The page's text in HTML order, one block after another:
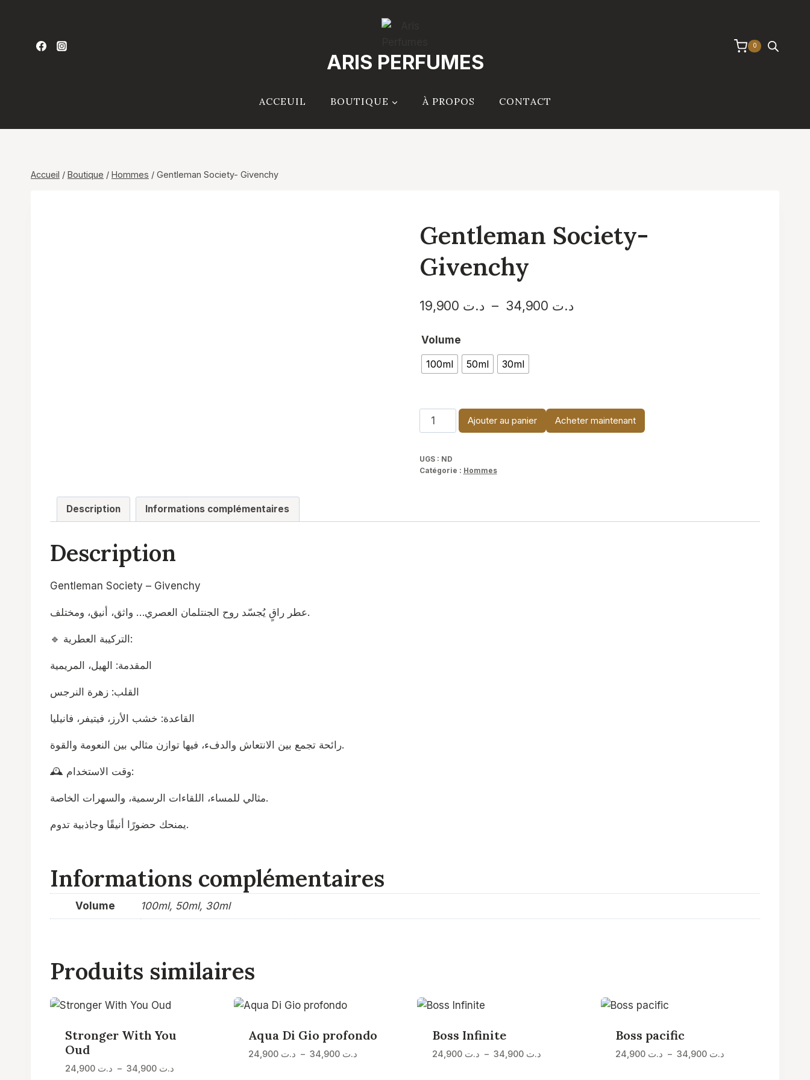
contenu
ARIS PERFUMES
0
ACCEUIL BOUTIQUE À PROPOS CONTACT
Accueil / Boutique / Hommes / Gentleman Society- Givenchy
Gentleman Society-
Givenchy
د.ت – د.تPlage
د.ت 34,900
Volume
100ml
50ml 30ml
quantité
de
Society-
Ajouter au panier Acheter maintenant
UGS : ND
Catégorie : Hommes
Description Informations complémentaires
Description
Gentleman Society – Givenchy
عطر راقٍ يُجسّد روح الجنتلمان العصري… واثق، أنيق، ومختلف.
🔹 التركيبة العطرية:
المقدمة: الهيل، المريمية
القلب: زهرة النرجس
القاعدة: خشب الأرز، فيتيفر، فانيليا
رائحة تجمع بين الانتعاش والدفء، فيها توازن مثالي بين النعومة والقوة.
🕰️ وقت الاستخدام:
مثالي للمساء، اللقاءات الرسمية، والسهرات الخاصة.
يمنحك حضورًا أنيقًا وجاذبية تدوم.
Informations complémentaires
Volume 100ml, 50ml, 30ml
Produits similaires
Stronger With You
Oud
د.ت 24,900 – د.ت 34,900
Plage
Aqua Di Gio profondo
د.ت – د.ت
Boss Infinite
د.ت 24,900 – د.ت 34,900
Plage
Boss pacific
د.ت – د.ت